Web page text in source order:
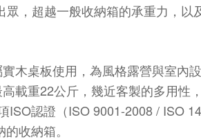
，超越一般收納箱的承重力，以
木桌板使用，為風格露營與室內
載重22公斤，幾近客製的多用性
ISO認證（ ISO 9001-2008 / ISO
收納箱。